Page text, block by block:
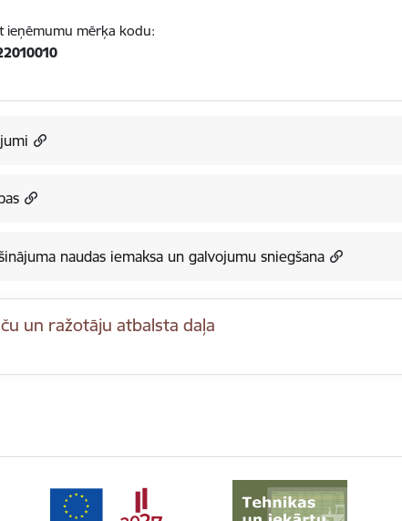
ieņēmumu mērķa kodu:
naudas iemaksa un galvojumu sniegšana
un ražotāju atbalsta daļa